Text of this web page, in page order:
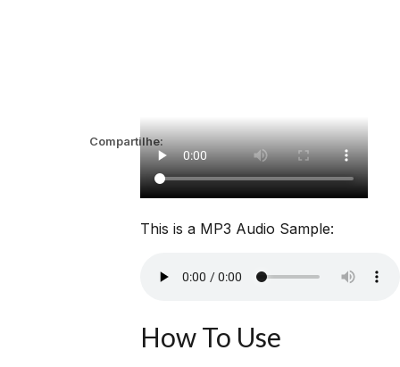
Compartilhe:
This is a MP3 Audio Sample:
How To Use